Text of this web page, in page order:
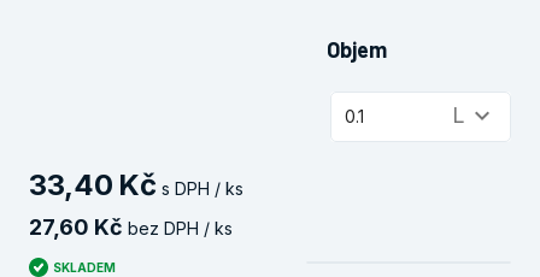
Objem
0.1 L keyboard_arrow_down
33,40 Kč s DPH / ks
27,60 Kč bez DPH / ks
SKLADEM